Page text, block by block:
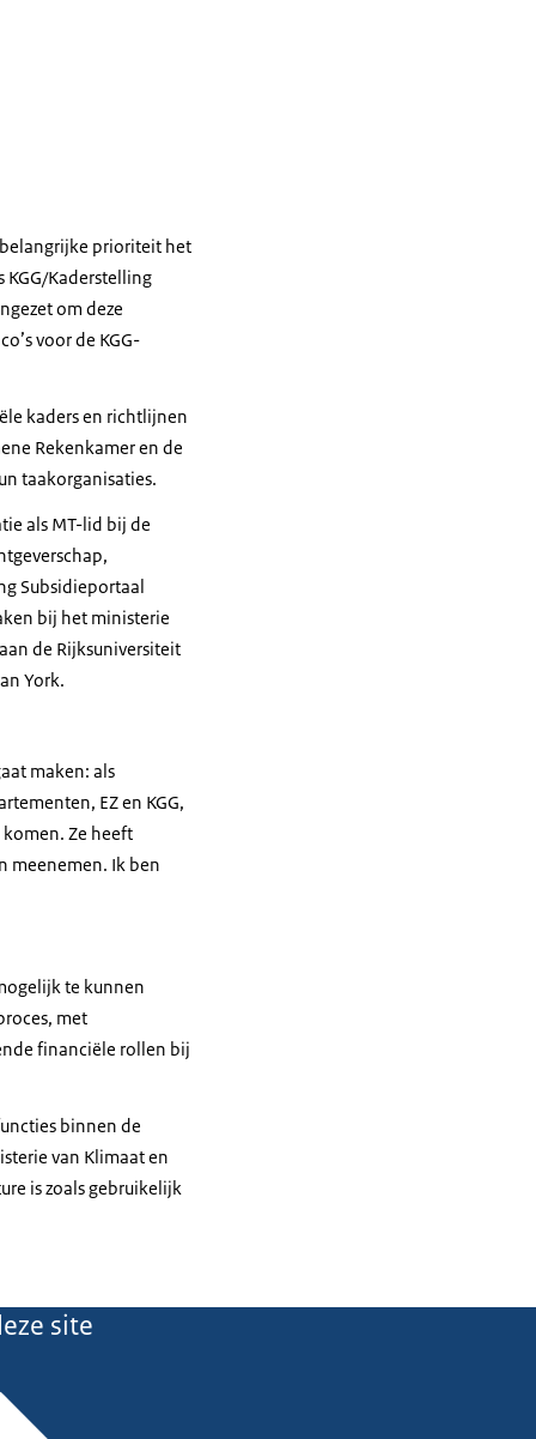
belangrijke prioriteit het
Kaderstelling
om deze
voor de KGG-
kaders en richtlijnen
Rekenkamer en de
taakorganisaties.
als MT-lid bij de
Subsidieportaal
bij het ministerie
de Rijksuniversiteit
York.
maken: als
EZ en KGG,
Ze heeft
meenemen. Ik ben
te kunnen
met
financiële rollen bij
binnen de
van Klimaat en
is zoals gebruikelijk
site